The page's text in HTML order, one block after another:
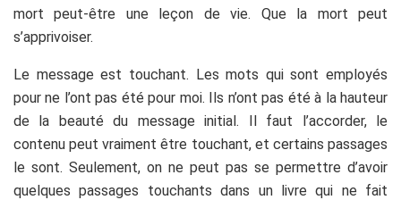
mort peut-être une leçon de vie. Que la mort peut
s’apprivoiser.
Le message est touchant. Les mots qui sont employés
pour ne l’ont pas été pour moi. Ils n’ont pas été à la hauteur
de la beauté du message initial. Il faut l’accorder, le
contenu peut vraiment être touchant, et certains passages
le sont. Seulement, on ne peut pas se permettre d’avoir
quelques passages touchants dans un livre qui ne fait